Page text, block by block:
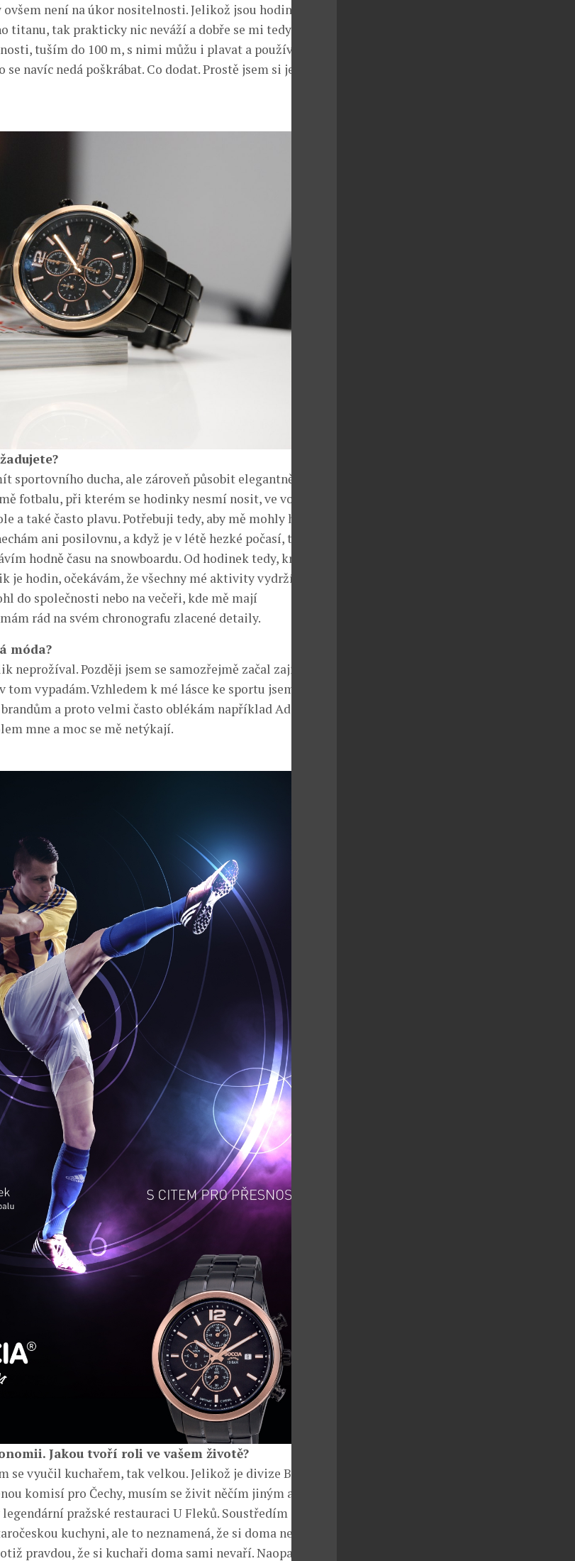
není na úkor nositelnosti. Jelikož jsou hodinky
titanu, tak prakticky nic neváží a dobře se mi tedy i nosí.
tuším do 100 m, s nimi můžu i plavat a používat je při
navíc nedá poškrábat. Co dodat. Prostě jsem si je
sportovního ducha, ale zároveň působit elegantně. Chci
fotbalu, při kterém se hodinky nesmí nosit, ve volném
a také často plavu. Potřebuji tedy, aby mě mohly hodinky
ani posilovnu, a když je v létě hezké počasí, tak rád
hodně času na snowboardu. Od hodinek tedy, kromě
je hodin, očekávám, že všechny mé aktivity vydrží. Chci
do společnosti nebo na večeři, kde mě mají
rád na svém chronografu zlacené detaily.
móda?
neprožíval. Později jsem se samozřejmě začal zajímat o
vypadám. Vzhledem k mé lásce ke sportu jsem však
a proto velmi často oblékám například Adidas.
mne a moc se mě netýkají.
Jakou tvoří roli ve vašem životě?
se vyučil kuchařem, tak velkou. Jelikož je divize B stále
komisí pro Čechy, musím se živit něčím jiným a tak
pražské restauraci U Fleků. Soustředím se zde
kuchyni, ale to neznamená, že si doma neuvařím
pravdou, že si kuchaři doma sami nevaří. Naopak. Já